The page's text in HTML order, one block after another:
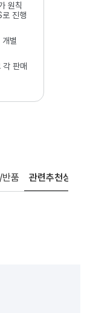
원칙
진행
별
각 판매
품 관련추천상품